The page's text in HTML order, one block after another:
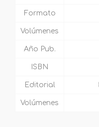
Formato
Volúmenes
Año Pub.
ISBN
Editorial
Volúmenes